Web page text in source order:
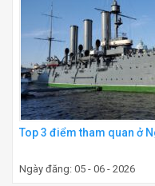
Top 3 điểm tham quan ở
Ngày đăng: 05 - 06 - 2026